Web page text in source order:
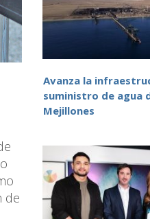
de
Avanza la
suministro de agua
Mejillones